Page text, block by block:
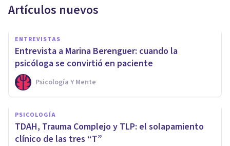
Artículos nuevos
ENTREVISTAS
Entrevista a Marina Berenguer: cuando la
psicóloga se convirtió en paciente
Psicología Y Mente
PSICOLOGÍA
TDAH, Trauma Complejo y TLP: el solapamiento
clínico de las tres “T”